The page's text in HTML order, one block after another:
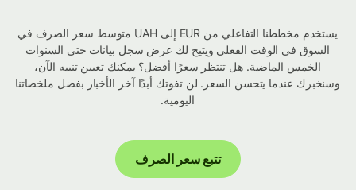
يستخدم مخططنا التفاعلي من EUR إلى UAH متوسط ​​سعر الصرف في
السوق في الوقت الفعلي ويتيح لك عرض سجل بيانات حتى السنوات
الخمس الماضية. هل تنتظر سعرًا أفضل؟ يمكنك تعيين تنبيه الآن،
وسنخبرك عندما يتحسن السعر. لن تفوتك أبدًا آخر الأخبار بفضل ملخصاتنا
اليومية.
تتبع سعر الصرف